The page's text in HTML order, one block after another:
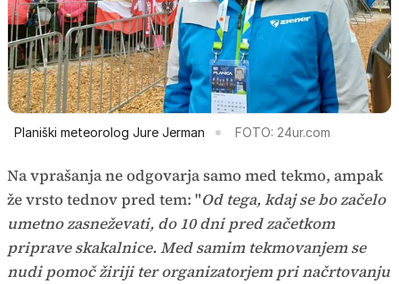
Planiški meteorolog Jure Jerman FOTO: 24ur.com
Na vprašanja ne odgovarja samo med tekmo, ampak
že vrsto tednov pred tem: "Od tega, kdaj se bo začelo
umetno zasneževati, do 10 dni pred začetkom
priprave skakalnice. Med samim tekmovanjem se
nudi pomoč žiriji ter organizatorjem pri načrtovanju